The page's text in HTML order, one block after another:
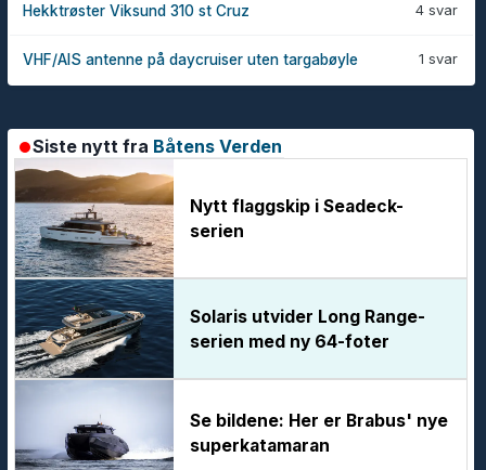
4 svar
Hekktrøster Viksund 310 st Cruz
1 svar
VHF/AIS antenne på daycruiser uten targabøyle
Siste nytt fra Båtens Verden
Nytt flaggskip i Seadeck-
serien
Solaris utvider Long Range-
serien med ny 64-foter
Se bildene: Her er Brabus' nye
superkatamaran